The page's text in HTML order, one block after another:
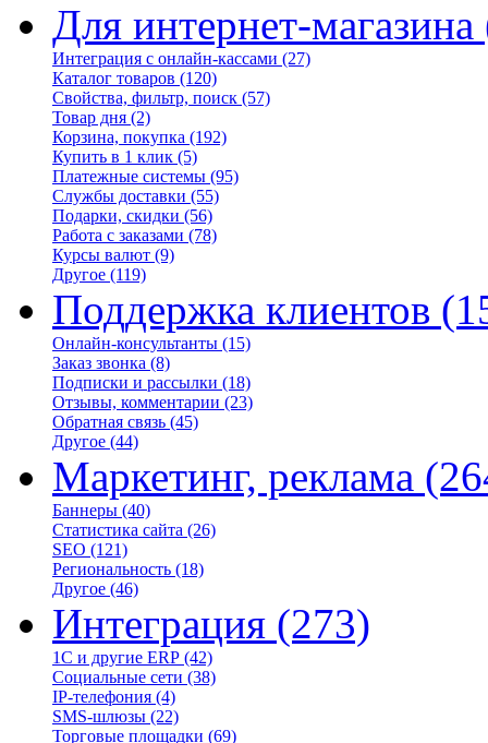
Для интернет-магазина
Интеграция с онлайн-кассами (27)
Каталог товаров (120)
Свойства, фильтр, поиск (57)
Товар дня (2)
Корзина, покупка (192)
Купить в 1 клик (5)
Платежные системы (95)
Службы доставки (55)
Подарки, скидки (56)
Работа с заказами (78)
Курсы валют (9)
Другое (119)
Поддержка клиентов
Онлайн-консультанты (15)
Заказ звонка (8)
Подписки и рассылки (18)
Отзывы, комментарии (23)
Обратная связь (45)
Другое (44)
Маркетинг, реклама
Баннеры (40)
Статистика сайта (26)
SEO (121)
Региональность (18)
Другое (46)
Интеграция (273)
1С и другие ERP (42)
Социальные сети (38)
IP-телефония (4)
SMS-шлюзы (22)
Торговые площадки (69)